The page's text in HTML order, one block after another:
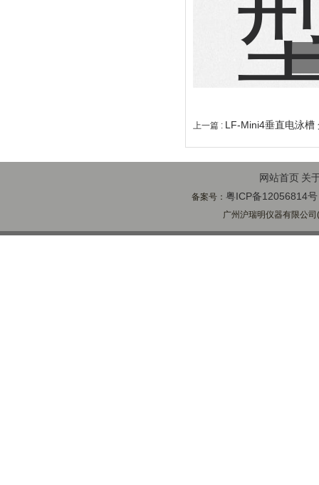
上一篇 : LF-Mini4垂直电泳槽
网站首页 关
备案号： 粤ICP备12056814号
广州沪瑞明仪器有限公